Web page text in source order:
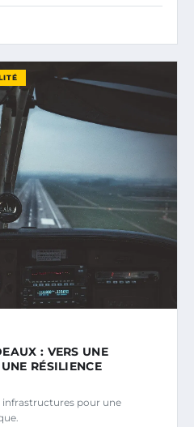
: VERS UNE
RÉSILIENCE
infrastructures pour une